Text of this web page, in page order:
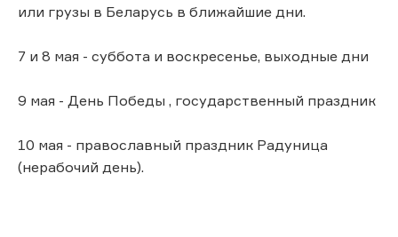
или грузы ​в Беларусь в ближайшие дни.
7 и 8 мая - суббота и воскресенье, выходные дни
9 мая - День Победы , государственный праздник
10 мая - православный праздник Радуница
(нерабочий день).